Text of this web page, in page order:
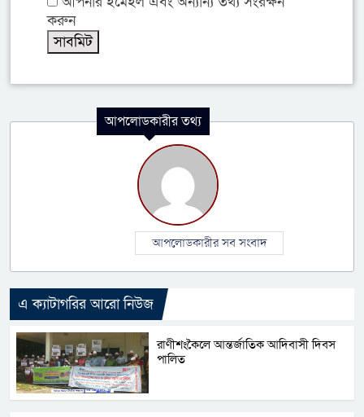
করুন
আপলোডকারীর তথ্য
আপলোডকারীর সব সংবাদ
এ ক্যাটাগরির আরো নিউজ
রাণীশংকৈলে আন্তর্জাতিক আদিবাসী দিবস
পালিত